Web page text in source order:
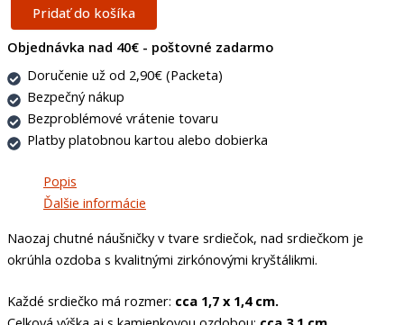
Pridať do košíka
Objednávka nad 40€ - poštovné zadarmo
Doručenie už od 2,90€ (Packeta)
Bezpečný nákup
Bezproblémové vrátenie tovaru
Platby platobnou kartou alebo dobierka
Popis
Ďalšie informácie
Naozaj chutné náušničky v tvare srdiečok, nad srdiečkom je
okrúhla ozdoba s kvalitnými zirkónovými kryštálikmi.
Každé srdiečko má rozmer: cca 1,7 x 1,4 cm.